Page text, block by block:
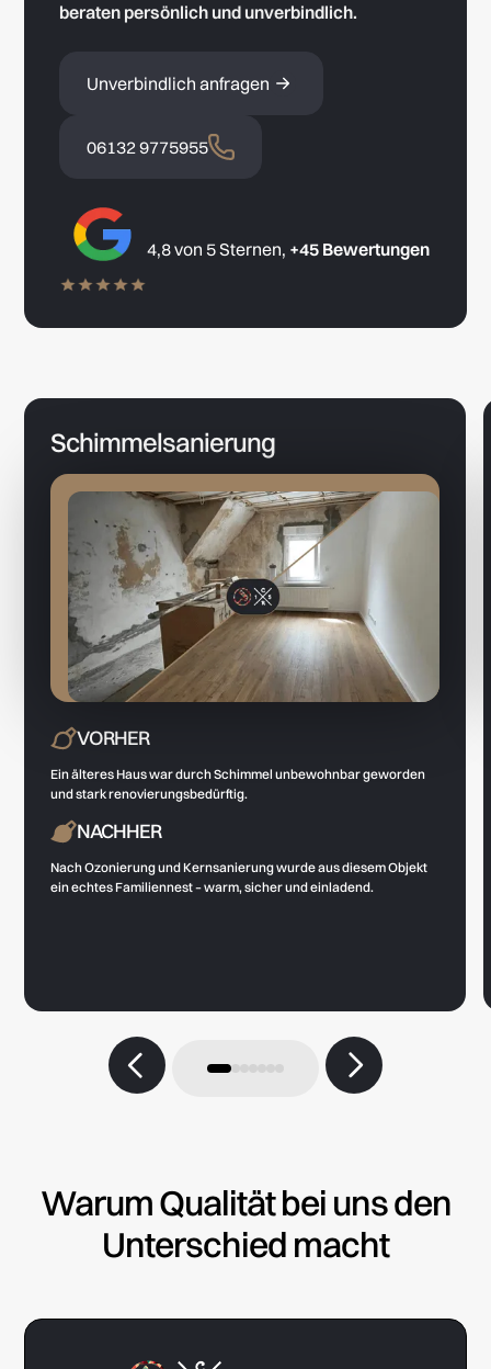
beraten persönlich und unverbindlich.
Unverbindlich anfragen
06132 9775955
4,8 von 5 Sternen, +45 Bewertungen
Schimmelsanierung
VORHER
Ein älteres Haus war durch Schimmel unbewohnbar geworden
und stark renovierungsbedürftig.
NACHHER
Nach Ozonierung und Kernsanierung wurde aus diesem Objekt
ein echtes Familiennest – warm, sicher und einladend.
Warum Qualität bei uns den
Unterschied macht